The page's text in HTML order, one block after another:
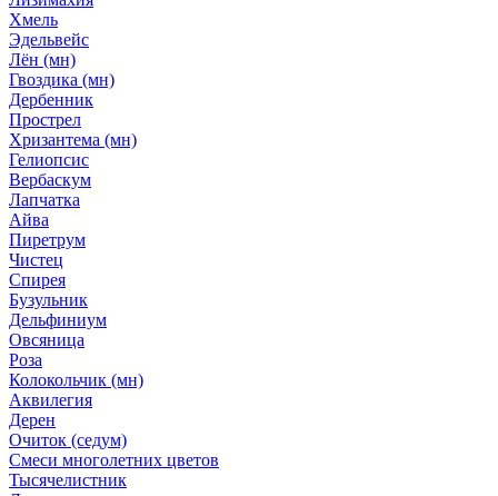
Хмель
Эдельвейс
Лён (мн)
Гвоздика (мн)
Дербенник
Прострел
Хризантема (мн)
Гелиопсис
Вербаскум
Лапчатка
Айва
Пиретрум
Чистец
Спирея
Бузульник
Дельфиниум
Овсяница
Роза
Колокольчик (мн)
Аквилегия
Дерен
Очиток (седум)
Смеси многолетних цветов
Тысячелистник